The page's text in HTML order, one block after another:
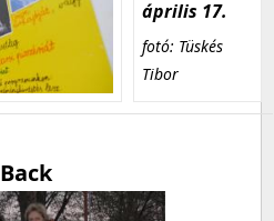
április 17.
fotó: Tüskés
Tibor
Back